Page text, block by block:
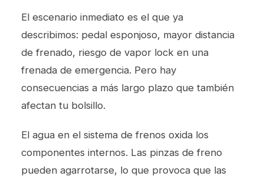
El escenario inmediato es el que ya
describimos: pedal esponjoso, mayor distancia
de frenado, riesgo de vapor lock en una
frenada de emergencia. Pero hay
consecuencias a más largo plazo que también
afectan tu bolsillo.
El agua en el sistema de frenos oxida los
componentes internos. Las pinzas de freno
pueden agarrotarse, lo que provoca que las